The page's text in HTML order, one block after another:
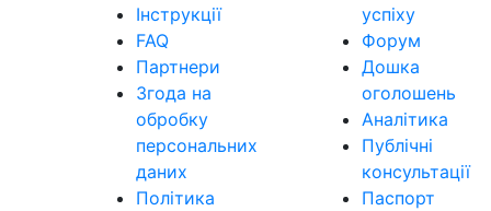
Інструкції
FAQ
Партнери
Згода на
обробку
персональних
даних
Політика
успіху
Форум
Дошка
оголошень
Аналітика
Публічні
консультації
Паспорт